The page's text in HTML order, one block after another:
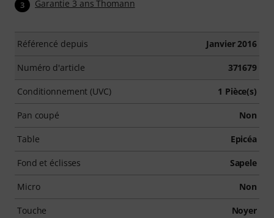
3 Garantie 3 ans Thomann
Référencé depuis Janvier 2016
Numéro d'article 371679
Conditionnement (UVC) 1 Pièce(s)
Pan coupé Non
Table Epicéa
Fond et éclisses Sapele
Micro Non
Touche Noyer